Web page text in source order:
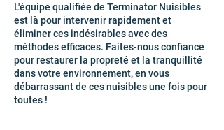
L'équipe qualifiée de Terminator Nuisibles
est là pour intervenir rapidement et
éliminer ces indésirables avec des
méthodes efficaces. Faites-nous confiance
pour restaurer la propreté et la tranquillité
dans votre environnement, en vous
débarrassant de ces nuisibles une fois pour
toutes !